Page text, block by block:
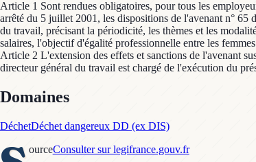
Article 1 Sont rendues obligatoires, pour tous les
arrêté du 5 juillet 2001, les dispositions de l'avenant n°
du travail, précisant la périodicité, les thèmes et les
salaires, l'objectif d'égalité professionnelle entre les
Article 2 L'extension des effets et sanctions de l'avenant
directeur général du travail est chargé de l'exécution du
Domaines
DéchetDéchet dangereux DD (ex DIS)
ourceConsulter sur legifrance.gouv.fr